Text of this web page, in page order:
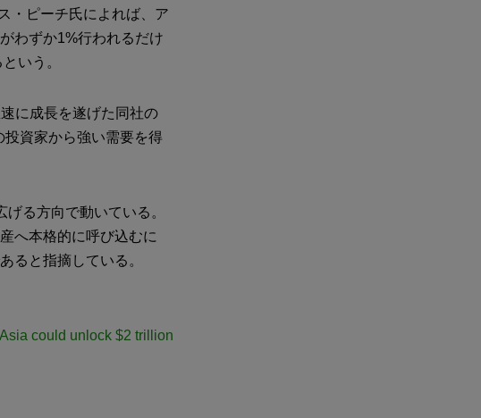
・ピーチ氏によれば、ア
わずか1%行われるだけ
いう。
に成長を遂げた同社の
資家から強い需要を得
る方向で動いている。
へ本格的に呼び込むに
ると指摘している。
could unlock $2 trillion